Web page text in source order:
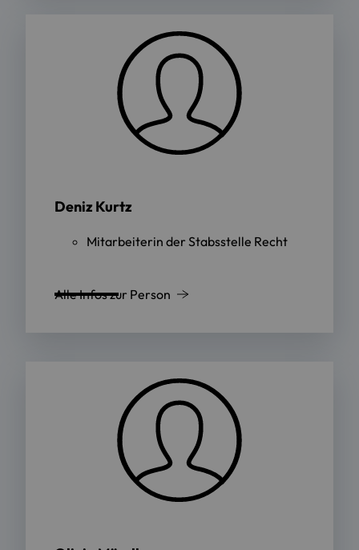
Deniz Kurtz
Mitarbeiterin der Stabsstelle Recht
Alle Infos zur Person